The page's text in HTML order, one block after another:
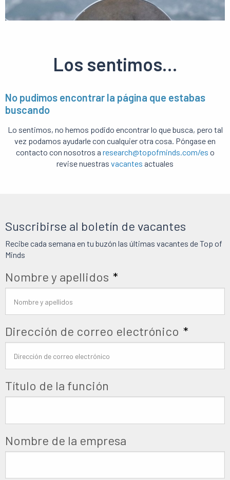
Los sentimos...
No pudimos encontrar la página que estabas
buscando
Lo sentimos, no hemos podido encontrar lo que busca, pero tal
vez podamos ayudarle con cualquier otra cosa. Póngase en
contacto con nosotros a research@topofminds.com/es o
revise nuestras vacantes actuales
Suscribirse al boletín de vacantes
Recibe cada semana en tu buzón las últimas vacantes de Top of
Minds
Nombre y apellidos *
Dirección de correo electrónico *
Título de la función
Nombre de la empresa